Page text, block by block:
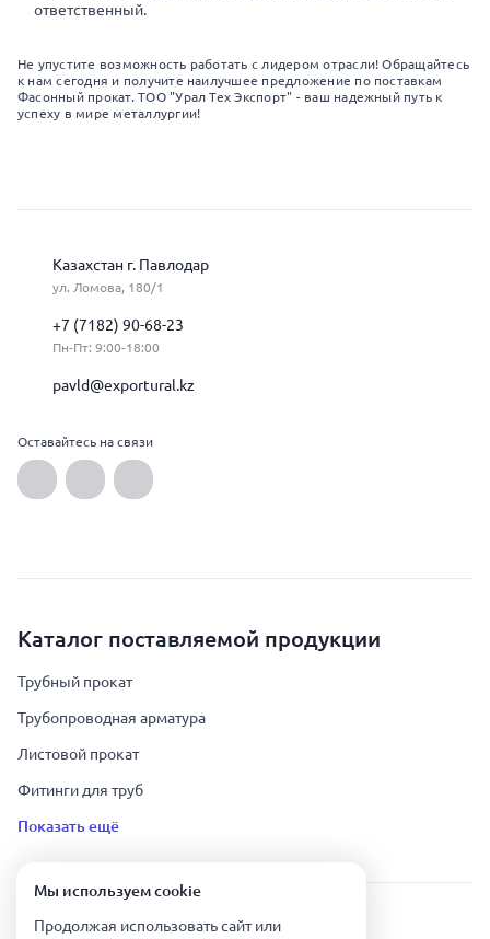
ответственный.
Не упустите возможность работать с лидером отрасли! Обращайтесь
к нам сегодня и получите наилучшее предложение по поставкам
Фасонный прокат. ТОО "Урал Тех Экспорт" - ваш надежный путь к
успеху в мире металлургии!
Казахстан г. Павлодар
ул. Ломова, 180/1
+7 (7182) 90-68-23
Пн-Пт: 9:00-18:00
pavld@exportural.kz
Оставайтесь на связи
Каталог поставляемой продукции
Трубный прокат
Трубопроводная арматура
Листовой прокат
Фитинги для труб
Показать ещё
Урал Тех Экспорт — Казахстан © 2019-
Мы используем сookie
Продолжая использовать сайт или